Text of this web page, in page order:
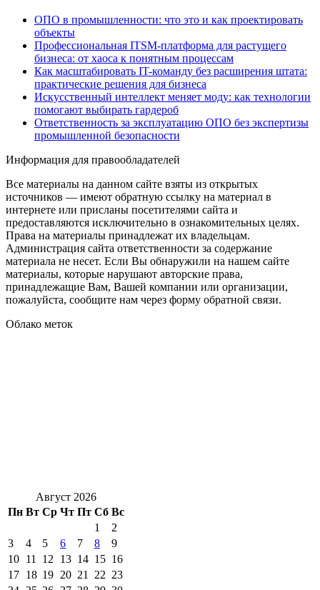
ОПО в промышленности: что это и как проектировать
объекты
Профессиональная ITSM-платформа для растущего
бизнеса: от хаоса к понятным процессам
Как масштабировать IT-команду без расширения штата:
практические решения для бизнеса
Искусственный интеллект меняет моду: как технологии
помогают выбирать гардероб
Ответственность за эксплуатацию ОПО без экспертизы
промышленной безопасности
Информация для правообладателей
Все материалы на данном сайте взяты из открытых
источников — имеют обратную ссылку на материал в
интернете или присланы посетителями сайта и
предоставляются исключительно в ознакомительных целях.
Права на материалы принадлежат их владельцам.
Администрация сайта ответственности за содержание
материала не несет. Если Вы обнаружили на нашем сайте
материалы, которые нарушают авторские права,
принадлежащие Вам, Вашей компании или организации,
пожалуйста, сообщите нам через форму обратной связи.
Облако меток
Август 2026
Пн Вт Ср Чт Пт Сб Вс
1
2
3
4 5 6 7 8
9
10 11 12 13 14 15 16
17 18 19 20 21 22 23